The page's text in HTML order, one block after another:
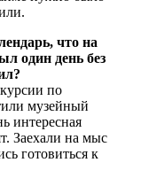
что на
один день без
по
музейный
интересная
Заехали на мыс
готовиться к